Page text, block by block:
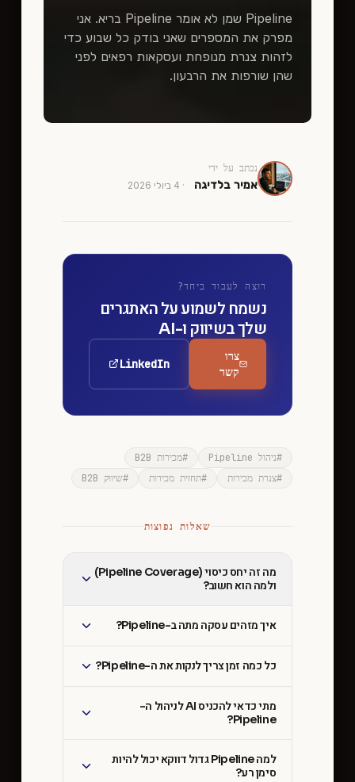
Pipeline שמן לא אומר Pipeline בריא. אני
מפרק את המספרים שאני בודק כל שבוע כדי
לזהות צנרת מנופחת ועסקאות רפאים לפני
שהן שורפות את הרבעון.
נכתב על ידי
אמיר בלדיגה · 4 ביולי 2026
רוצה לעבוד ביחד?
נשמח לשמוע על האתגרים
שלך בשיווק ו-AI
צרו
קשר
LinkedIn
#ניהול Pipeline #מכירות B2B
#צנרת מכירות #תחזית מכירות #שיווק B2B
שאלות נפוצות
מה זה יחס כיסוי (Pipeline Coverage)
ולמה הוא חשוב?
איך מזהים עסקה מתה ב-Pipeline?
כל כמה זמן צריך לנקות את ה-Pipeline?
מתי כדאי להכניס AI לניהול ה-
Pipeline?
למה Pipeline גדול דווקא יכול להיות
סימן רע?